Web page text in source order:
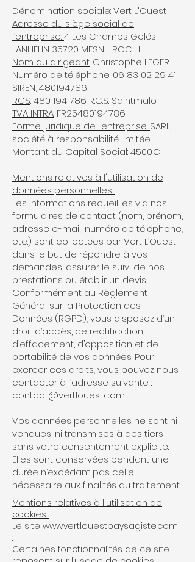
Dénomination sociale:Vert L'Ouest
Adresse du siège social de
l’entreprise:4 Les Champs Gelés
LANHELIN 35720 MESNIL ROC'H
Nom du dirigeant: Christophe LEGER
Numéro de téléphone: 06 83 02 29 41
SIREN;480194786
RCS:480 194 786 R.C.S. Saintmalo
TVA INTRA: FR25480194786
Forme juridique de l’entreprise: SARL,
société à responsabilité limitée
Montant du Capital Social:4500€
Mentions relatives à l'utilisation de
données personnelles :
Les informations recueillies via nos
formulaires de contact (nom, prénom,
adresse e-mail, numéro de téléphone,
etc.) sont collectées par Vert L’Ouest
dans le but de répondre à vos
demandes, assurer le suivi de nos
prestations ou établir un devis.
Conformément au Règlement
Général sur la Protection des
Données (RGPD), vous disposez d’un
droit d’accès, de rectification,
d’effacement, d’opposition et de
portabilité de vos données. Pour
exercer ces droits, vous pouvez nous
contacter à l’adresse suivante :
contact@vertlouest.com
Vos données personnelles ne sont ni
vendues, ni transmises à des tiers
sans votre consentement explicite.
Elles sont conservées pendant une
durée n’excédant pas celle
nécessaire aux finalités du traitement.
Mentions relatives à l'utilisation de
cookies :
Le site www.vertlouestpaysagiste.com
:
Certaines fonctionnalités de ce site